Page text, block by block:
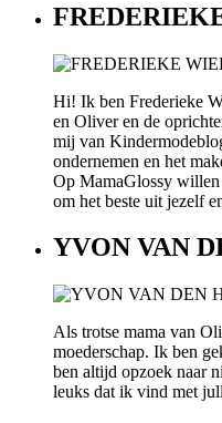
Hi! Ik ben Frederieke
en Oliver en de
mij van
ondernemen en het
Op MamaGlossy
om het beste uit jezelf
YVON VAN
Als trotse mama van
moederschap. Ik ben
ben altijd opzoek naar
leuks dat ik vind met